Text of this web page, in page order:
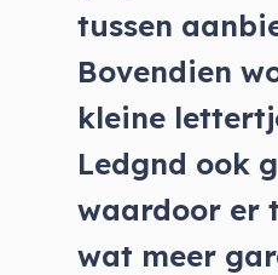
tussen
Bovendien
kleine
Ledgnd ook
waardoor er
wat meer